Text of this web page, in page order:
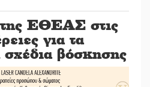
ΕΘΕΑΣ στις
για τα
σχέδια βόσκησης